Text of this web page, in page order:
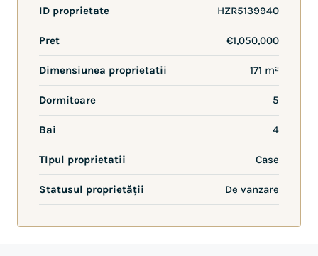
ID proprietate HZR5139940
Pret €1,050,000
Dimensiunea proprietatii 171 m²
Dormitoare 5
Bai 4
TIpul proprietatii Case
Statusul proprietății De vanzare